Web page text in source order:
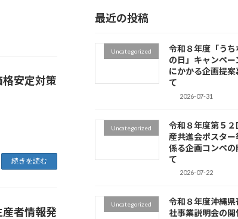
格安定対策
続きを読む
産者情報発
最近の投稿
Uncategorized
令和８年度「うち
の日」キャンペー
にかかる企画提
て
2026-07-31
Uncategorized
令和８年度第５
産共進会ポスター
係る企画コンペ
て
2026-07-22
Uncategorized
令和８年度沖縄
社事業説明会の開